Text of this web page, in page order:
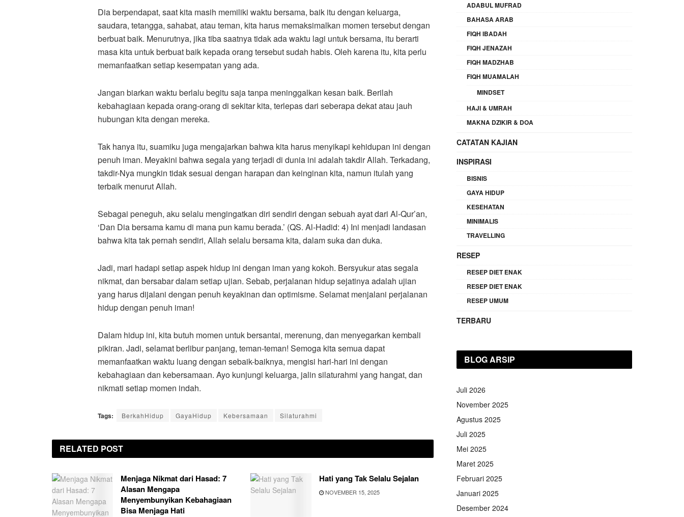
Dia berpendapat, saat kita masih memiliki waktu bersama, baik itu dengan keluarga,
saudara, tetangga, sahabat, atau teman, kita harus memaksimalkan momen tersebut dengan
berbuat baik. Menurutnya, jika tiba saatnya tidak ada waktu lagi untuk bersama, itu berarti
masa kita untuk berbuat baik kepada orang tersebut sudah habis. Oleh karena itu, kita perlu
memanfaatkan setiap kesempatan yang ada.
Jangan biarkan waktu berlalu begitu saja tanpa meninggalkan kesan baik. Berilah
kebahagiaan kepada orang-orang di sekitar kita, terlepas dari seberapa dekat atau jauh
hubungan kita dengan mereka.
Tak hanya itu, suamiku juga mengajarkan bahwa kita harus menyikapi kehidupan ini dengan
penuh iman. Meyakini bahwa segala yang terjadi di dunia ini adalah takdir Allah. Terkadang,
takdir-Nya mungkin tidak sesuai dengan harapan dan keinginan kita, namun itulah yang
terbaik menurut Allah.
Sebagai peneguh, aku selalu mengingatkan diri sendiri dengan sebuah ayat dari Al-Qur’an,
‘Dan Dia bersama kamu di mana pun kamu berada.’ (QS. Al-Hadid: 4) Ini menjadi landasan
bahwa kita tak pernah sendiri, Allah selalu bersama kita, dalam suka dan duka.
Jadi, mari hadapi setiap aspek hidup ini dengan iman yang kokoh. Bersyukur atas segala
nikmat, dan bersabar dalam setiap ujian. Sebab, perjalanan hidup sejatinya adalah ujian
yang harus dijalani dengan penuh keyakinan dan optimisme. Selamat menjalani perjalanan
hidup dengan penuh iman!
Dalam hidup ini, kita butuh momen untuk bersantai, merenung, dan menyegarkan kembali
pikiran. Jadi, selamat berlibur panjang, teman-teman! Semoga kita semua dapat
memanfaatkan waktu luang dengan sebaik-baiknya, mengisi hari-hari ini dengan
kebahagiaan dan kebersamaan. Ayo kunjungi keluarga, jalin silaturahmi yang hangat, dan
nikmati setiap momen indah.
Tags: BerkahHidup GayaHidup Kebersamaan Silaturahmi
RELATED POST
Menjaga Nikmat dari Hasad: 7
Alasan Mengapa
Menyembunyikan Kebahagiaan
Bisa Menjaga Hati
Hati yang Tak Selalu Sejalan
NOVEMBER 15, 2025
ADABUL MUFRAD
BAHASA ARAB
FIQH IBADAH
FIQH JENAZAH
FIQH MADZHAB
FIQH MUAMALAH
MINDSET
HAJI & UMRAH
MAKNA DZIKIR & DOA
CATATAN KAJIAN
INSPIRASI
BISNIS
GAYA HIDUP
KESEHATAN
MINIMALIS
TRAVELLING
RESEP
RESEP DIET ENAK
RESEP DIET ENAK
RESEP UMUM
TERBARU
BLOG ARSIP
Juli 2026
November 2025
Agustus 2025
Juli 2025
Mei 2025
Maret 2025
Februari 2025
Januari 2025
Desember 2024